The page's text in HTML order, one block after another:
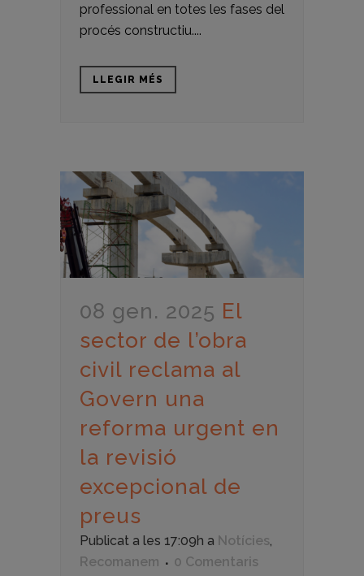
professional en totes les fases del
procés constructiu....
LLEGIR MÉS
08 gen. 2025 El
sector de l’obra
civil reclama al
Govern una
reforma urgent en
la revisió
excepcional de
preus
Publicat a les 17:09h a Notícies,
Recomanem
0 Comentaris